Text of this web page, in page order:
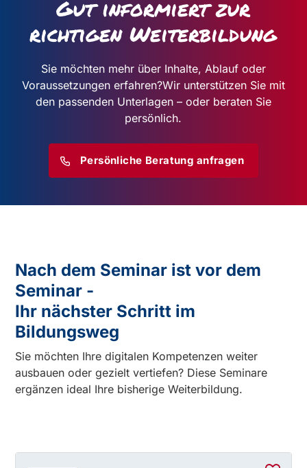
Gut informiert zur
richtigen Weiterbildung
Sie möchten mehr über Inhalte, Ablauf oder
Voraussetzungen erfahren?Wir unterstützen Sie mit
den passenden Unterlagen – oder beraten Sie
persönlich.
Persönliche Beratung anfragen
Nach dem Seminar ist vor dem
Seminar -
Ihr nächster Schritt im
Bildungsweg
Sie möchten Ihre digitalen Kompetenzen weiter
ausbauen oder gezielt vertiefen? Diese Seminare
ergänzen ideal Ihre bisherige Weiterbildung.